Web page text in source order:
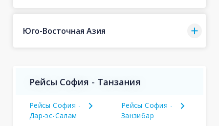
Юго-Восточная Азия
Рейсы София - Танзания
Рейсы София -
Дар-эс-Салам
Рейсы София -
Занзибар